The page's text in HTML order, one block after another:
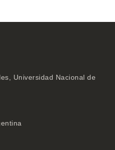
Universidad Nacional de